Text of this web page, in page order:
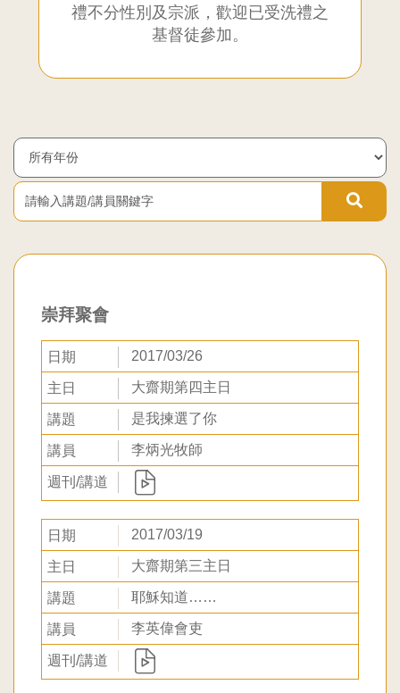
會
九
龍
堂
禮不分性別及宗派，歡迎已受洗禮之
基督徒參加。
Year
題/
講
鍵
崇拜聚會
2017/03/26
大齋期第四主日
是我揀選了你
李炳光牧師
2017/03/19
大齋期第三主日
耶穌知道……
李英偉會吏